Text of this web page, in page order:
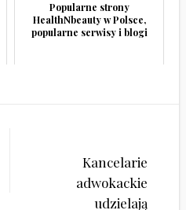
Popularne strony
HealthNbeauty w Polsce,
popularne serwisy i blogi
Kancelarie
adwokackie
udzielają